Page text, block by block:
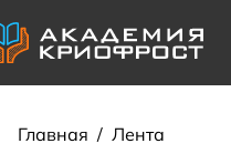
Главная / Лента